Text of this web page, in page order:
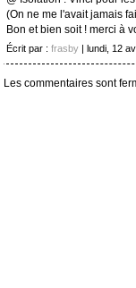
(On ne me l'avait jamais
Bon et bien soit ! merci à
Écrit par : frasby| lundi, 12
Les commentaires sont